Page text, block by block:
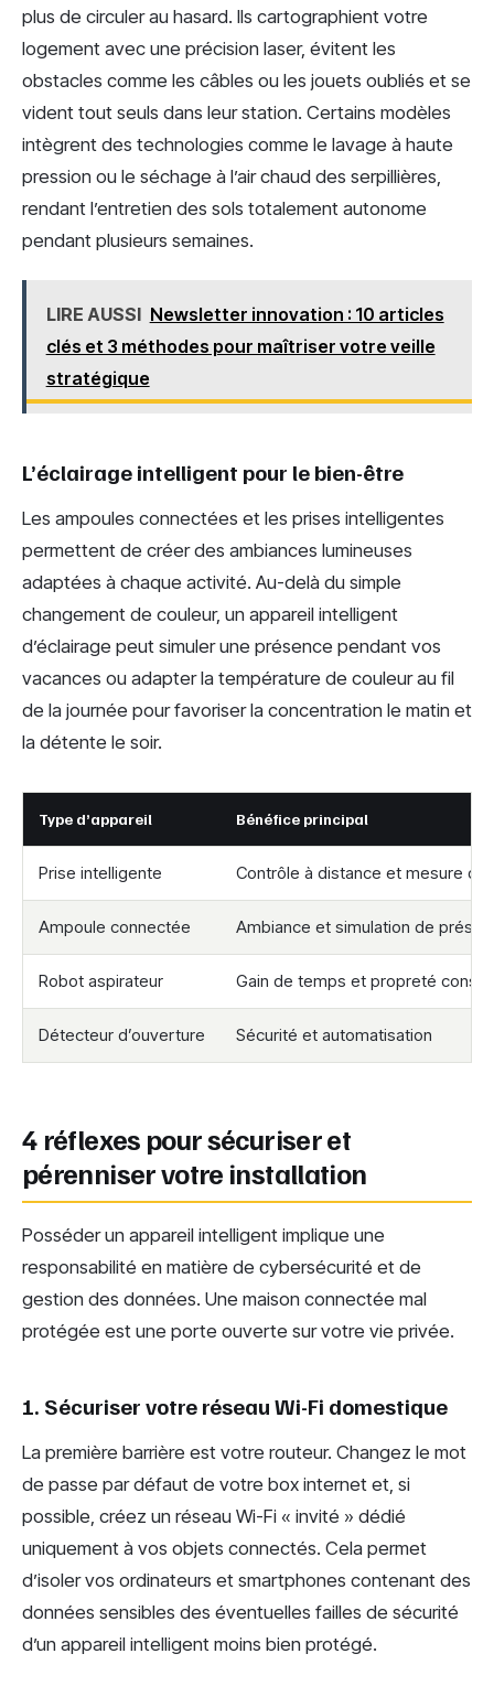
plus de circuler au hasard. Ils cartographient votre
logement avec une précision laser, évitent les
obstacles comme les câbles ou les jouets oubliés et se
vident tout seuls dans leur station. Certains modèles
intègrent des technologies comme le lavage à haute
pression ou le séchage à l’air chaud des serpillières,
rendant l’entretien des sols totalement autonome
pendant plusieurs semaines.
LIRE AUSSI Newsletter innovation : 10 articles
clés et 3 méthodes pour maîtriser votre veille
stratégique
L’éclairage intelligent pour le bien-être
Les ampoules connectées et les prises intelligentes
permettent de créer des ambiances lumineuses
adaptées à chaque activité. Au-delà du simple
changement de couleur, un appareil intelligent
d’éclairage peut simuler une présence pendant vos
vacances ou adapter la température de couleur au fil
de la journée pour favoriser la concentration le matin et
la détente le soir.
Type d’appareil Bénéfice principal
Prise intelligente Contrôle à distance et mesure de
Ampoule connectée Ambiance et simulation de
Robot aspirateur Gain de temps et propreté
Détecteur d’ouverture Sécurité et automatisation
4 réflexes pour sécuriser et
pérenniser votre installation
Posséder un appareil intelligent implique une
responsabilité en matière de cybersécurité et de
gestion des données. Une maison connectée mal
protégée est une porte ouverte sur votre vie privée.
1. Sécuriser votre réseau Wi-Fi domestique
La première barrière est votre routeur. Changez le mot
de passe par défaut de votre box internet et, si
possible, créez un réseau Wi-Fi « invité » dédié
uniquement à vos objets connectés. Cela permet
d’isoler vos ordinateurs et smartphones contenant des
données sensibles des éventuelles failles de sécurité
d’un appareil intelligent moins bien protégé.